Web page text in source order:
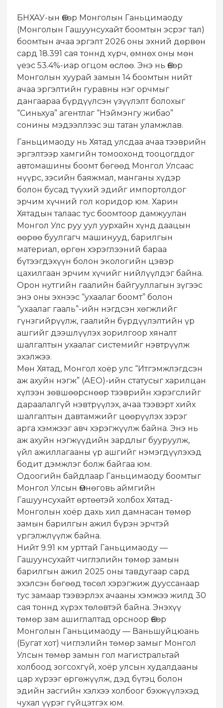
​БНХАУ-ын Өвөр Монголын Ганьцимаоду
(Монголын Гашуунсухайт боомтын эсрэг тал)
боомтын ачаа эргэлт 2026 оны эхний дөрвөн
сард 18.391 сая тоннд хүрч, өмнөх оны мөн
үеэс 53.4%-иар огцом өслөө. Энэ нь Өвөр
Монголын хуурай замын 14 боомтын нийт
ачаа эргэлтийн гуравны нэг орчмыг
дангаараа бүрдүүлсэн үзүүлэлт болохыг
“Синьхуа” агентлаг “Нэймэнгу жибао”
сонины мэдээллээс эш татан уламжлав.
​Ганьцимаоду нь Хятад улсдаа ачаа тээврийн
эргэлтээр хамгийн томоохонд тооцогддог
автомашины боомт бөгөөд Монгол Улсаас
нүүрс, зэсийн баяжмал, манганы хүдэр
болон бусад түүхий эдийг импортолдог
эрчим хүчний гол коридор юм. Харин
Хятадын талаас тус боомтоор дамжуулан
Монгол Улс руу уул уурхайн хүнд даацын
өөрөө буулгагч машинууд, барилгын
материал, өргөн хэрэглээний бараа
бүтээгдэхүүн болон экологийн цэвэр
цахилгаан эрчим хүчийг нийлүүлдэг байна.
​Орон нутгийн гаалийн байгууллагын зүгээс
энэ оны эхнээс “ухаалаг боомт” болон
“ухаалаг гааль”-ийн нэгдсэн хөгжлийг
гүнзгийрүүлж, гаалийн бүрдүүлэлтийн үр
ашгийг дээшлүүлэх зорилгоор хяналт
шалгалтын ухаалаг системийг нэвтрүүлж
эхэлжээ.
​Мөн Хятад, Монгол хоёр улс “Итгэмжлэгдсэн
аж ахуйн нэгж” (АЕО)-ийн статусыг харилцан
хүлээн зөвшөөрснөөр тээврийн хэрэгслийг
дараалалгүй нэвтрүүлэх, ачаа тээвэрт хийх
шалгалтын давтамжийг цөөрүүлэх зэрэг
арга хэмжээг авч хэрэгжүүлж байна. Энэ нь
аж ахуйн нэгжүүдийн зардлыг бууруулж,
үйл ажиллагааны үр ашгийг нэмэгдүүлэхэд
бодит дэмжлэг болж байгаа юм.
​Одоогийн байдлаар Ганьцимаоду боомтыг
Монгол Улсын Өмнөговь аймгийн
Гашуунсухайт өртөөтэй холбох Хятад-
Монголын хоёр дахь хил дамнасан төмөр
замын барилгын ажил бүрэн эрчтэй
үргэлжлүүлж байна.
​Нийт 9.91 км урттай Ганьцимаоду —
Гашуунсухайт чиглэлийн төмөр замын
барилгын ажил 2025 оны тавдугаар сард
эхэлсэн бөгөөд төсөл хэрэгжиж дууссанаар
тус замаар тээвэрлэх ачааны хэмжээ жилд 30
сая тоннд хүрэх төлөвтэй байна. Энэхүү
төмөр зам ашиглалтад орсноор Өвөр
Монголын Ганьцимаоду — Ваньшуйцюань
(Бугат хот) чиглэлийн төмөр замыг Монгол
Улсын төмөр замын гол магистральтай
холбоод зогсохгүй, хоёр улсын худалдааны
цар хүрээг өргөжүүлж, дэд бүтэц болон
эдийн засгийн хэлхээ холбоог бэхжүүлэхэд
чухал үүрэг гүйцэтгэх юм.